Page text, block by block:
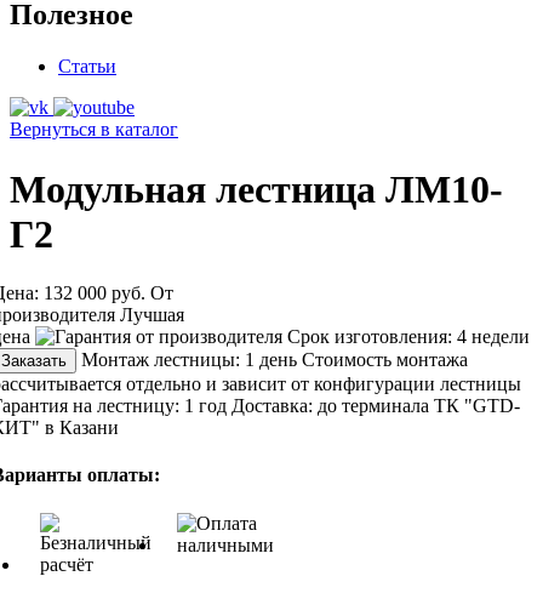
Полезное
Статьи
Вернуться в каталог
Модульная лестница ЛМ10-
Г2
132 000 руб. От
Лучшая
Срок изготовления: 4 недели
Заказать Монтаж лестницы: 1 день Стоимость монтажа
отдельно и зависит от конфигурации лестницы
на лестницу: 1 год Доставка: до терминала ТК "GTD-
в Казани
оплаты: